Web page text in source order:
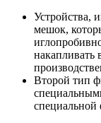
Устройства,
мешок,
накапливать
Второй тип
специальной